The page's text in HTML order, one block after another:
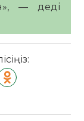
— деді